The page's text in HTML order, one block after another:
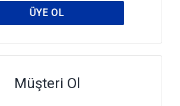
ÜYE OL
Müşteri Ol